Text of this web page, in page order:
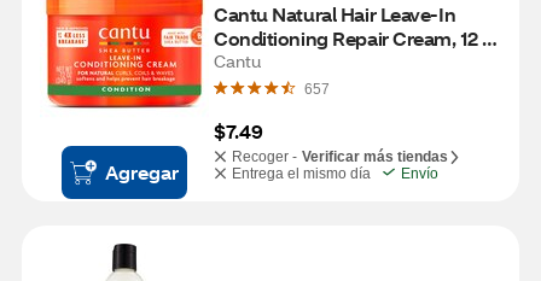
Agregar
Cantu Natural Hair Leave-In
Conditioning Repair Cream, 12
OZ
Cantu
657
$7.49
Recoger - Verificar más tiendas
Entrega el mismo día
Envío